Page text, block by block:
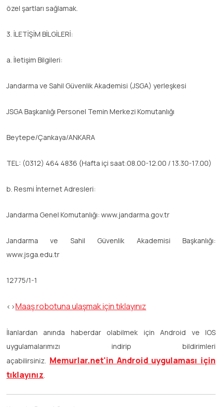
özel şartları sağlamak.
3. İLETİŞİM BİLGİLERİ:
a. İletişim Bilgileri:
Jandarma ve Sahil Güvenlik Akademisi (JSGA) yerleşkesi
JSGA Başkanlığı Personel Temin Merkezi Komutanlığı
Beytepe/Çankaya/ANKARA
TEL: (0312) 464 4836 (Hafta içi saat:08.00-12.00 / 13.30-17.00)
b. Resmi İnternet Adresleri:
Jandarma Genel Komutanlığı: www.jandarma.gov.tr
Jandarma ve Sahil Güvenlik Akademisi Başkanlığı:
www.jsga.edu.tr
12775/1-1
<>Maaş robotuna ulaşmak için tıklayınız
İlanlardan anında haberdar olabilmek için Android ve IOS
uygulamalarımızı indirip bildirimleri
açabilirsiniz. Memurlar.net'in Android uygulaması için
tıklayınız.